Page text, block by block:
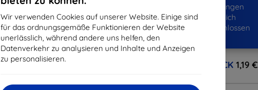
Wir verwenden Cookies auf unserer Website. Einige sind
für das ordnungsgemäße Funktionieren der Website
unerlässlich, während andere uns helfen, den
Datenverkehr zu analysieren und Inhalte und Anzeigen
zu personalisieren.
Bestellungen
erfolgreich
abgeschlossen
CASHBACK 1,19 €